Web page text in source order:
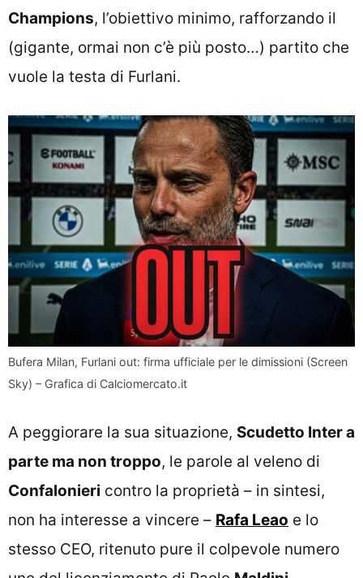
Champions, l’obiettivo minimo, rafforzando il
(gigante, ormai non c’è più posto…) partito che
vuole la testa di Furlani.
Bufera Milan, Furlani out: firma ufficiale per le dimissioni (Screen
Sky) – Grafica di Calciomercato.it
A peggiorare la sua situazione, Scudetto Inter a
parte ma non troppo, le parole al veleno di
Confalonieri contro la proprietà – in sintesi,
non ha interesse a vincere – Rafa Leao e lo
stesso CEO, ritenuto pure il colpevole numero